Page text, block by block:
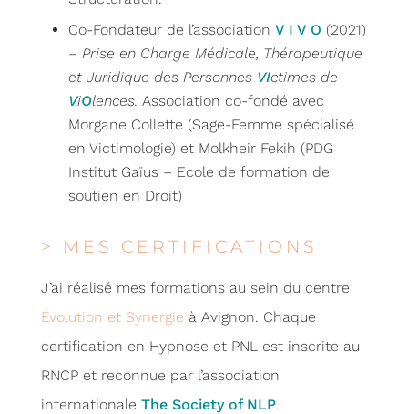
Co-Fondateur de l’association V I V O (2021)
– Prise en Charge Médicale, Thérapeutique
et Juridique des Personnes VIctimes de
ViOlences. Association co-fondé avec
Morgane Collette (Sage-Femme spécialisé
en Victimologie) et Molkheir Fekih (PDG
Institut Gaïus – Ecole de formation de
soutien en Droit)
> MES CERTIFICATIONS
J’ai réalisé mes formations au sein du centre
Évolution et Synergie à Avignon. Chaque
certification en Hypnose et PNL est inscrite au
RNCP et reconnue par l’association
internationale The Society of NLP.